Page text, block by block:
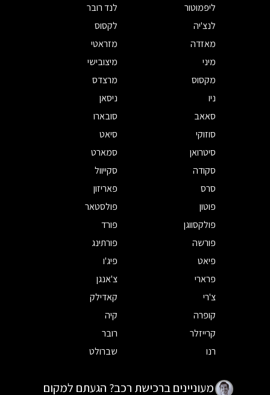
ליפמוטור
לנד רובר
לנצ'יה
לקסוס
מאזדה
מזראטי
מיני
מיצובישי
מקסוס
מרצדס
ניו
ניסאן
סאאב
סובארו
סוזוקי
סיאט
סיטרואן
סמארט
סקודה
סקייוול
סרס
פאריזון
פוטון
פולסטאר
פולקסווגן
פורד
פורשה
פורתינג
פיאט
פיג'ו
פרארי
צ'אנגן
צ'רי
קאדילק
קופרה
קיה
קרייזלר
רובר
רנו
שברולט
מעוניינים ברכישת רכב? הגעתם למקום